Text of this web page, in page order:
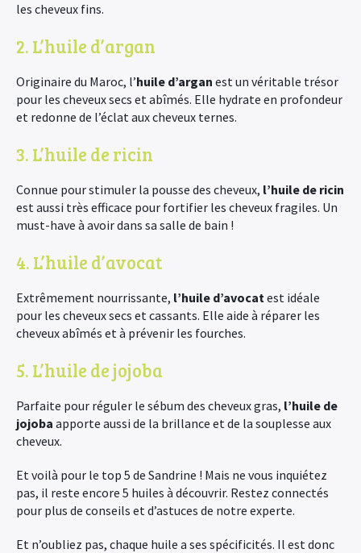
les cheveux fins.
2. L’huile d’argan
Originaire du Maroc, l’huile d’argan est un véritable trésor
pour les cheveux secs et abîmés. Elle hydrate en profondeur
et redonne de l’éclat aux cheveux ternes.
3. L’huile de ricin
Connue pour stimuler la pousse des cheveux, l’huile de ricin
est aussi très efficace pour fortifier les cheveux fragiles. Un
must-have à avoir dans sa salle de bain !
4. L’huile d’avocat
Extrêmement nourrissante, l’huile d’avocatest idéale
pour les cheveux secs et cassants. Elle aide à réparer les
cheveux abîmés et à prévenir les fourches.
5. L’huile de jojoba
Parfaite pour réguler le sébum des cheveux gras, l’huile de
jojoba apporte aussi de la brillance et de la souplesse aux
cheveux.
Et voilà pour le top 5 de Sandrine ! Mais ne vous inquiétez
pas, il reste encore 5 huiles à découvrir. Restez connectés
pour plus de conseils et d’astuces de notre experte.
Et n’oubliez pas, chaque huile a ses spécificités. Il est donc